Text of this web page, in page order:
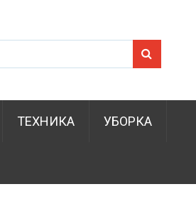
ТЕХНИКА УБОРКА